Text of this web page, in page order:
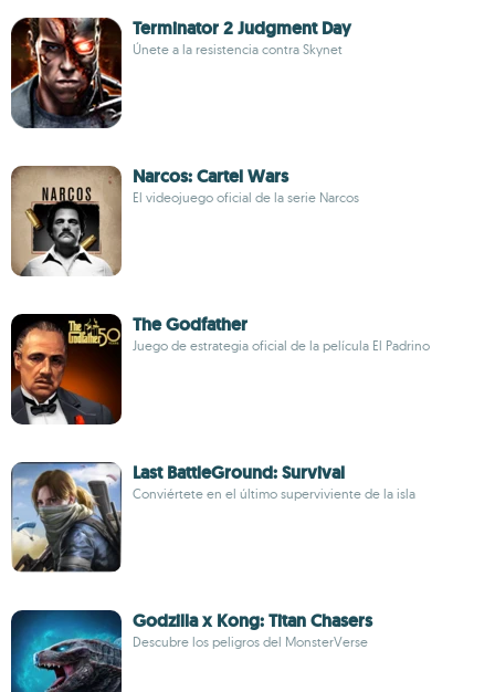
Terminator 2 Judgment Day
Únete a la resistencia contra Skynet
Narcos: Cartel Wars
El videojuego oficial de la serie Narcos
The Godfather
Juego de estrategia oficial de la película El Padrino
Last BattleGround: Survival
Conviértete en el último superviviente de la isla
Godzilla x Kong: Titan Chasers
Descubre los peligros del MonsterVerse